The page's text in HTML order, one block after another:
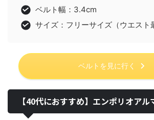
ベルト幅：3.4cm
サイズ：フリーサイズ（ウエスト
ベルトを見に行く
【40代におすすめ】エンポリオアル